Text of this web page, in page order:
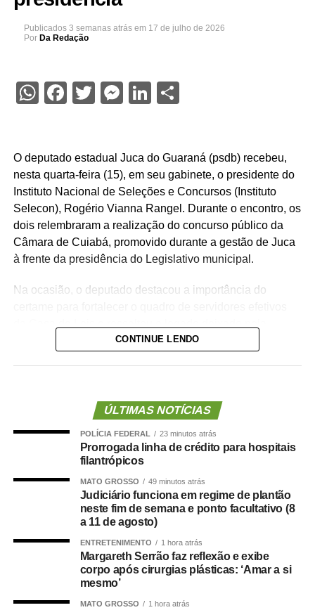
Publicados 3 semanas atrás em 17 de julho de 2026
Por Da Redação
WhatsApp
Facebook
Twitter
Messenger
LinkedIn
Share
O deputado estadual Juca do Guaraná (psdb) recebeu,
nesta quarta-feira (15), em seu gabinete, o presidente do
Instituto Nacional de Seleções e Concursos (Instituto
Selecon), Rogério Vianna Rangel. Durante o encontro, os
dois relembraram a realização do concurso público da
Câmara de Cuiabá, promovido durante a gestão de Juca
à frente da presidência do Legislativo municipal.
Na ocasião, o deputado destacou a importância do
Cuiabá, que é de todos nós mato-grossenses, o
parlamento mais antigo do Centro-Oeste brasileiro”,
O concurso público foi realizado para provimento de
vagas e formação de cadastro de reserva para cargos de
níveis médio e superior, contemplando funções como
técnico legislativo, analista legislativo, controlador interno
e contador.
Durante a visita, Rogério Vianna Rangel agradeceu a
confiança depositada no Instituto Selecon e destacou a
forma como o processo foi conduzido.
CONTINUE LENDO
ÚLTIMAS NOTÍCIAS
POLÍCIA FEDERAL 23 minutos atrás
Prorrogada linha de crédito para hospitais
filantrópicos
MATO GROSSO 49 minutos atrás
Judiciário funciona em regime de plantão
neste fim de semana e ponto facultativo (8
a 11 de agosto)
ENTRETENIMENTO 1 hora atrás
Margareth Serrão faz reflexão e exibe
corpo após cirurgias plásticas: ‘Amar a si
mesmo’
MATO GROSSO 1 hora atrás